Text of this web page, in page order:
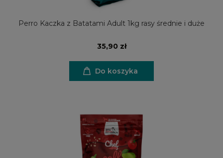
Perro Kaczka z Batatami Adult 1kg rasy średnie i duże
35,90 zł
Do koszyka